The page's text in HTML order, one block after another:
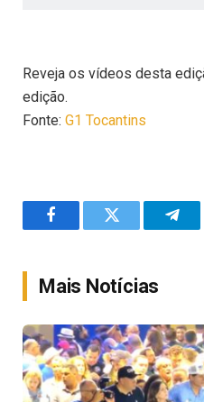
Reveja os vídeos desta
edição.
Fonte: G1 Tocantins
FacebookTwitter
Mais Notícias